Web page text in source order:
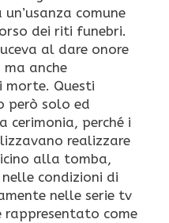
comune
dei riti funebri.
al dare onore
anche
morte. Questi
però solo ed
cerimonia, perché i
realizzare
alla tomba,
condizioni di
nelle serie tv
rappresentato come